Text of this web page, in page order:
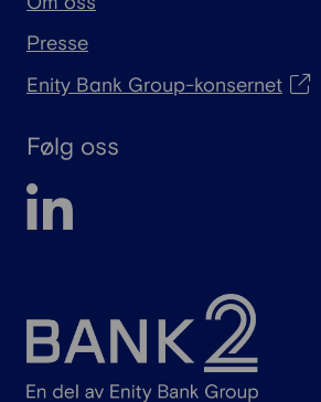
Presse
Enity Bank Group-konsernet
Følg oss